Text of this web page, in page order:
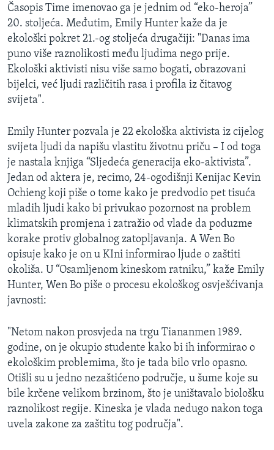
Časopis Time imenovao ga je jednim od “eko-heroja”
20. stoljeća. Međutim, Emily Hunter kaže da je
ekološki pokret 21.-og stoljeća drugačiji: "Danas ima
puno više raznolikosti među ljudima nego prije.
Ekološki aktivisti nisu više samo bogati, obrazovani
bijelci, već ljudi različitih rasa i profila iz čitavog
svijeta".
Emily Hunter pozvala je 22 ekološka aktivista iz cijelog
svijeta ljudi da napišu vlastitu životnu priču – I od toga
je nastala knjiga “Sljedeća generacija eko-aktivista”.
Jedan od aktera je, recimo, 24-ogodišnji Kenijac Kevin
Ochieng koji piše o tome kako je predvodio pet tisuća
mladih ljudi kako bi privukao pozornost na problem
klimatskih promjena i zatražio od vlade da poduzme
korake protiv globalnog zatopljavanja. A Wen Bo
opisuje kako je on u KIni informirao ljude o zaštiti
okoliša. U “Osamljenom kineskom ratniku,” kaže Emily
Hunter, Wen Bo piše o procesu ekološkog osvješćivanja
javnosti:
"Netom nakon prosvjeda na trgu Tiananmen 1989.
godine, on je okupio studente kako bi ih informirao o
ekološkim problemima, što je tada bilo vrlo opasno.
Otišli su u jedno nezaštićeno područje, u šume koje su
bile krčene velikom brzinom, što je uništavalo biološku
raznolikost regije. Kineska je vlada nedugo nakon toga
uvela zakone za zaštitu tog područja".